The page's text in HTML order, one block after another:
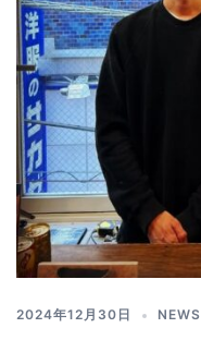
2024年12月30日 NEWS